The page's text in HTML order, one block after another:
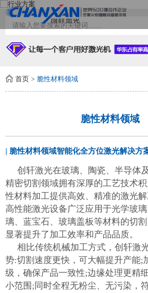
首页 > 脆性材料领域
脆性材料领域
| 脆性材料领域智能化全方位激光解决方
创轩激光在玻璃、陶瓷、半导体
精密切割领域拥有深厚的工艺技术
性材料加工提供高效、精准的激光
高性能激光设备广泛应用于光学玻
璃、蓝宝石、玻璃盖板等材料的切割
显著提升了加工效率和产品品质。
相比传统机械加工方式，创轩激
势:切割速度更快，可大幅提升产能;
级，确保产品一致性;边缘处理更精
小范围;同时全程无粉尘、无污染，